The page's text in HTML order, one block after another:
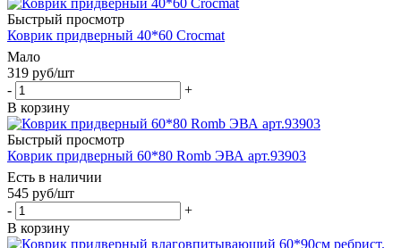
Быстрый просмотр
Коврик придверный 40*60 Crocmat
Мало
319 руб/шт
-
+
В корзину
Быстрый просмотр
Коврик придверный 60*80 Romb ЭВА арт.93903
Есть в наличии
545 руб/шт
-
+
В корзину